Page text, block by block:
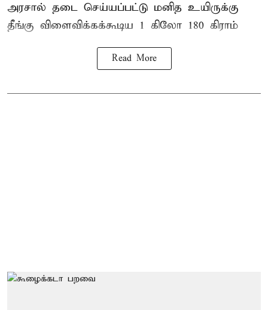
அரசால் தடை செய்யப்பட்டு மனித உயிருக்கு
தீங்கு விளைவிக்கக்கூடிய 1 கிலோ 180 கிராம்
Read More